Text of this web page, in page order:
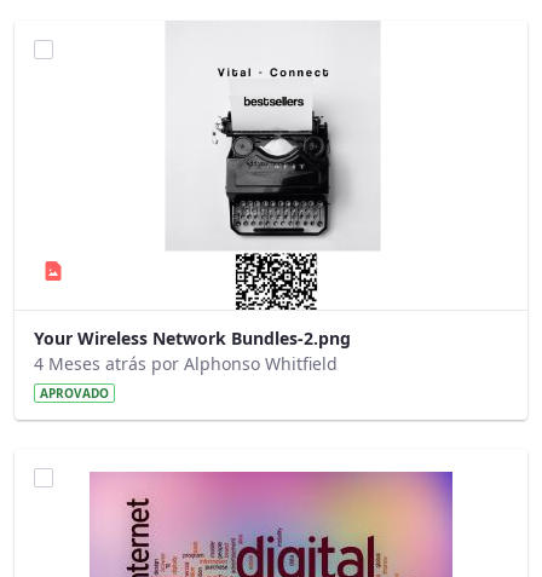
Your Wireless Network Bundles-2.png
4 Meses atrás por Alphonso Whitfield
APROVADO